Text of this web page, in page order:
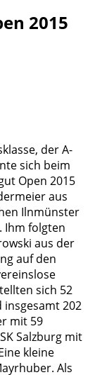
2015
der A-
sich beim
Open 2015
aus
Ilnmünster
Ihm folgten
aus der
auf den
sich 52
insgesamt 202
mit 59
Salzburg mit
kleine
Als